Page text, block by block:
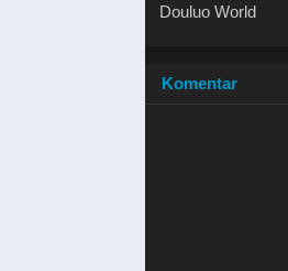
Douluo World
Komentar